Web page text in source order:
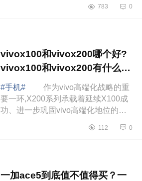
价让不少消费者陷入了困惑，究竟值
783 0
vivox100和vivox200哪个好?
vivox100和vivox200有什么区
别
#手机#
作为vivo高端化战略的重
要一环,X200系列承载着延续X100成
功、进一步巩固vivo高端化地位的期
和vivox200哪个好?vivox100和
112 0
一加ace5到底值不值得买？一